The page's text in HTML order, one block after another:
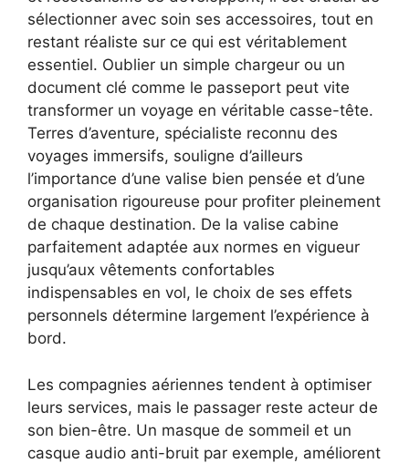
sélectionner avec soin ses accessoires, tout en
restant réaliste sur ce qui est véritablement
essentiel. Oublier un simple chargeur ou un
document clé comme le passeport peut vite
transformer un voyage en véritable casse-tête.
Terres d’aventure, spécialiste reconnu des
voyages immersifs, souligne d’ailleurs
l’importance d’une valise bien pensée et d’une
organisation rigoureuse pour profiter pleinement
de chaque destination. De la valise cabine
parfaitement adaptée aux normes en vigueur
jusqu’aux vêtements confortables
indispensables en vol, le choix de ses effets
personnels détermine largement l’expérience à
bord.
Les compagnies aériennes tendent à optimiser
leurs services, mais le passager reste acteur de
son bien-être. Un masque de sommeil et un
casque audio anti-bruit par exemple, améliorent